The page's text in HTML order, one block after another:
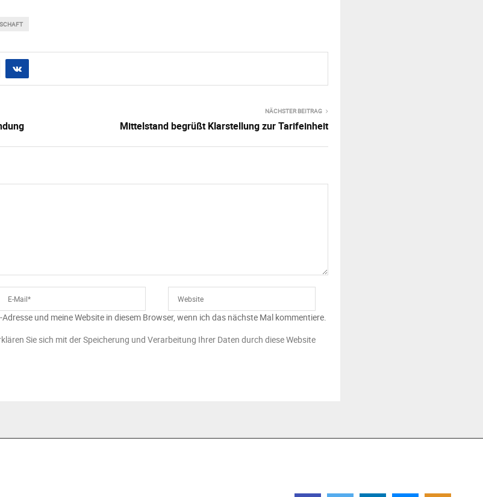
NÄCHSTER BEITRAG
Mittelstand begrüßt Klarstellung zur Tarifeinheit
und meine Website in diesem Browser, wenn ich das nächste Mal kommentiere.
Sie sich mit der Speicherung und Verarbeitung Ihrer Daten durch diese Website